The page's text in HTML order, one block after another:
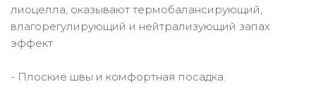
лиоцелла, оказывают термобалансирующий,
влагорегулирующий и нейтрализующий запах
эффект
- Плоские швы и комфортная посадка.